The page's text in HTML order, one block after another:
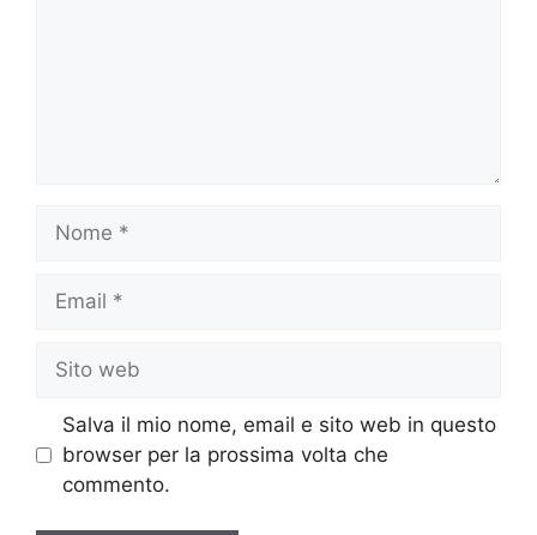
web
Salva il mio nome, email e sito web in questo
browser per la prossima volta che
commento.